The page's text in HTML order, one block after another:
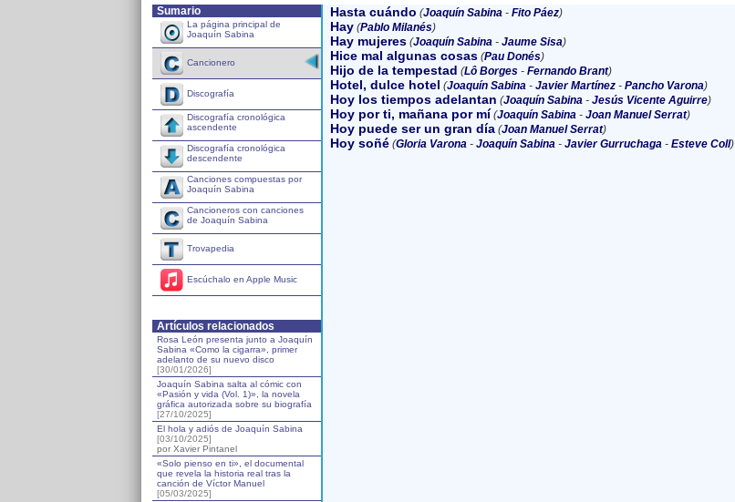
Sumario
La página principal de
Joaquín Sabina
Cancionero
Discografía
Discografía cronológica
ascendente
Discografía cronológica
descendente
Canciones compuestas por
Joaquín Sabina
Cancioneros con canciones
de Joaquín Sabina
Trovapedia
Escúchalo en Apple Music
Artículos relacionados
Rosa León presenta junto a Joaquín
Sabina «Como la cigarra», primer
adelanto de su nuevo disco
[30/01/2026]
Joaquín Sabina salta al cómic con
«Pasión y vida (Vol. 1)», la novela
gráfica autorizada sobre su biografía
[27/10/2025]
El hola y adiós de Joaquín Sabina
[03/10/2025]
por Xavier Pintanel
«Solo pienso en ti», el documental
que revela la historia real tras la
canción de Víctor Manuel
[05/03/2025]
Hasta cuándo (Joaquín Sabina- Fito Páez)
Hay (Pablo Milanés)
Hay mujeres (Joaquín Sabina- Jaume Sisa)
Hice mal algunas cosas (Pau Donés)
Hijo de la tempestad (Lô Borges- Fernando Brant)
Hotel, dulce hotel (Joaquín Sabina- Javier Martínez- Pancho Varona)
Hoy los tiempos adelantan (Joaquín Sabina- Jesús Vicente Aguirre)
Hoy por ti, mañana por mí (Joaquín Sabina- Joan Manuel Serrat)
Hoy puede ser un gran día (Joan Manuel Serrat)
Hoy soñé (Gloria Varona- Joaquín Sabina- Javier Gurruchaga- Esteve Coll)